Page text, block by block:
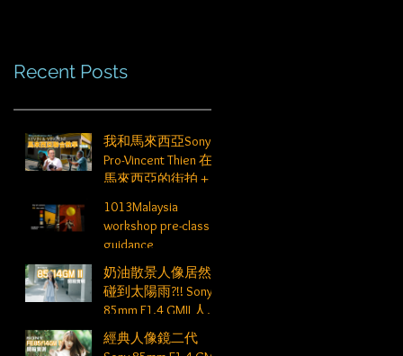
Recent Posts
我和馬來西亞Sony
Pro-Vincent Thien 在
馬來西亞的街拍＋
人像教學
1013Malaysia
workshop pre-class
guidance
奶油散景人像居然
碰到太陽雨?!! Sony
85mm F1.4 GMII 人像
散景高階技巧
經典人像鏡二代